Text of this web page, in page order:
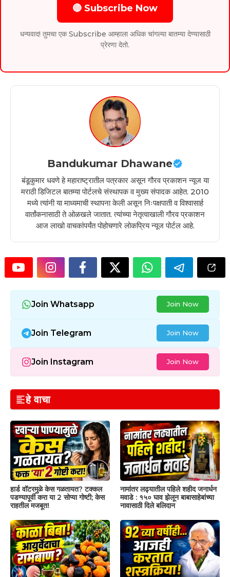
🔴 Subscribe Now
धन्यवाद! तुमचा एक Subscribe आम्हाला अधिक चांगल्या बातम्या देण्यासाठी
प्रेरणा देतो.
Bandukumar Dhawane
बंडूकुमार धवणे हे महाराष्ट्रातील पत्रकार असून गौरव प्रकाशन न्यूज या
मराठी डिजिटल बातम्या पोर्टलचे संस्थापक व मुख्य संपादक आहेत. 2010
मध्ये त्यांनी या माध्यमाची स्थापना केली असून निःपक्षपाती व विश्वासार्ह
वार्तांकनासाठी ते ओळखले जातात. त्यांच्या नेतृत्वाखाली गौरव प्रकाशन
आज लाखो वाचकांपर्यंत पोहोचणारे लोकप्रिय न्यूज पोर्टल आहे.
Join Whatsapp Join Now
Join Telegram Join Now
Join Instagram Join Now
हे वाचा
हार्ड वॉटरमुळे केस गळतायत? टक्कल
पडण्यापूर्वी करा या 2 सोप्या गोष्टी; केस
राहतील मजबूत!
नामांतर लढ्यातील पहिले शहीद जनार्धन
मवाडे : १५० घाव झेलून बाबासाहेबांच्या
नावासाठी दिले बलिदान